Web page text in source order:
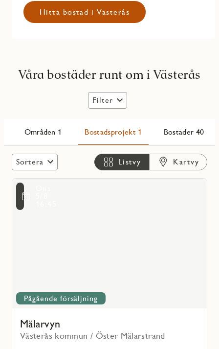
Hitta bostad i Västerås
Våra bostäder runt om i Västerås
Filter
Områden 1 Bostadsprojekt 1 Bostäder 40
Sortera Listvy Kartvy
Pågående försäljning
Mälarvyn
Västerås kommun / Öster Mälarstrand
Läs
mer
Mälarvyn